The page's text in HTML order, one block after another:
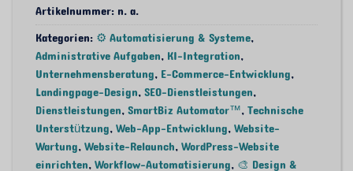
Artikelnummer:n. a.
Kategorien:⚙️ Automatisierung & Systeme,
Administrative Aufgaben,KI-Integration,
Unternehmensberatung,E-Commerce-Entwicklung,
Landingpage-Design,SEO-Dienstleistungen,
Dienstleistungen,SmartBiz Automator™,Technische
Unterstützung,Web-App-Entwicklung,Website-
Wartung,Website-Relaunch,WordPress-Website
einrichten,Workflow-Automatisierung,🎨 Design &